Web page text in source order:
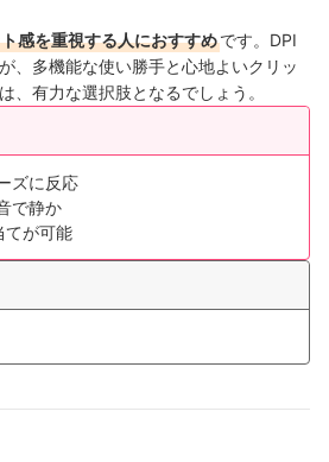
感を重視する人におすすめです。DPI
、多機能な使い勝手と心地よいクリッ
、有力な選択肢となるでしょう。
ズに反応
で静か
てが可能